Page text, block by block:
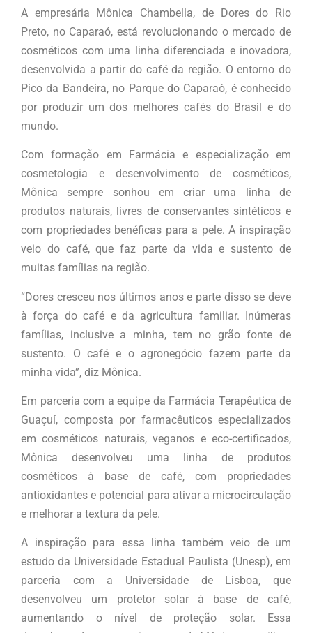
A empresária Mônica Chambella, de Dores do Rio
Preto, no Caparaó, está revolucionando o mercado de
cosméticos com uma linha diferenciada e inovadora,
desenvolvida a partir do café da região. O entorno do
Pico da Bandeira, no Parque do Caparaó, é conhecido
por produzir um dos melhores cafés do Brasil e do
mundo.
Com formação em Farmácia e especialização em
cosmetologia e desenvolvimento de cosméticos,
Mônica sempre sonhou em criar uma linha de
produtos naturais, livres de conservantes sintéticos e
com propriedades benéficas para a pele. A inspiração
veio do café, que faz parte da vida e sustento de
muitas famílias na região.
“Dores cresceu nos últimos anos e parte disso se deve
à força do café e da agricultura familiar. Inúmeras
famílias, inclusive a minha, tem no grão fonte de
sustento. O café e o agronegócio fazem parte da
minha vida”, diz Mônica.
Em parceria com a equipe da Farmácia Terapêutica de
Guaçuí, composta por farmacêuticos especializados
em cosméticos naturais, veganos e eco-certificados,
Mônica desenvolveu uma linha de produtos
cosméticos à base de café, com propriedades
antioxidantes e potencial para ativar a microcirculação
e melhorar a textura da pele.
A inspiração para essa linha também veio de um
estudo da Universidade Estadual Paulista (Unesp), em
parceria com a Universidade de Lisboa, que
desenvolveu um protetor solar à base de café,
aumentando o nível de proteção solar. Essa